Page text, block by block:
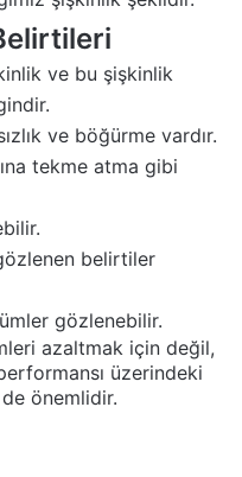
ve bu şişkinlik
ve böğürme vardır.
tekme atma gibi
belirtiler
gözlenebilir.
azaltmak için değil,
üzerindeki
önemlidir.